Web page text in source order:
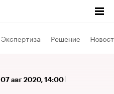
Экспертиза Решение
07 авг 2020, 14:00